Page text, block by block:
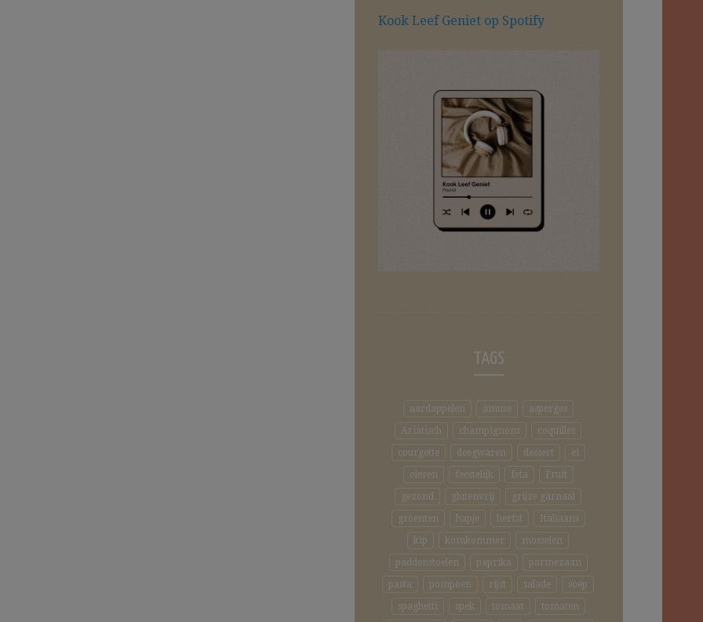
Kook Leef Geniet op Spotify
TAGS
aardappelen amuse
asperges
Aziatisch
champignons
coquilles
courgette
deegwaren dessert
ei
eieren
feestelijk feta
Fruit
gezond
glutenvrij
grijze garnaal
groenten
hapje herfst
Italiaans
kip
komkommer
mosselen
paddenstoelen
paprika
parmezaan
pasta
pompoen rijst salade
soep
spaghetti
spek tomaat
tomaten